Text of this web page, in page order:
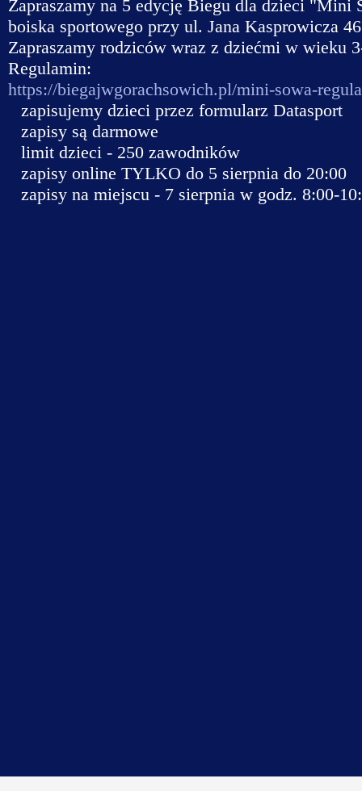
Zapraszamy na 5 edycję Biegu dla dzieci "Mini
boiska sportowego przy ul. Jana Kasprowicza
Zapraszamy rodziców wraz z dziećmi w wieku
Regulamin:
https://biegajwgorachsowich.pl/mini-sowa-
zapisujemy dzieci przez formularz Datasport
zapisy są darmowe
limit dzieci - 250 zawodników
zapisy online TYLKO do 5 sierpnia do 20:00
zapisy na miejscu - 7 sierpnia w godz. 8:00-